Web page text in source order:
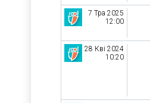
7 Тра 2025
12:00
28 Кві 2024
10:20